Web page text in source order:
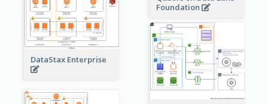
Foundation
DataStax Enterprise